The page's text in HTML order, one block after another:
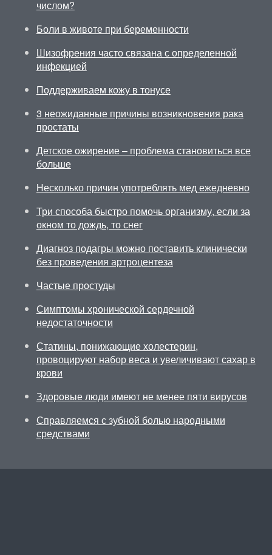
числом?
Боли в животе при беременности
Шизофрения часто связана с определенной
инфекцией
Поддерживаем кожу в тонусе
3 неожиданные причины возникновения рака
простаты
Детское ожирение – проблема становиться все
больше
Несколько причин употреблять мед ежедневно
Три способа быстро помочь организму, если за
окном то дождь, то снег
Диагноз подагры можно поставить клинически
без проведения артроцентеза
Частые простуды
Симптомы хронической сердечной
недостаточности
Статины, понижающие холестерин,
провоцируют набор веса и увеличивают сахар в
крови
Здоровые люди имеют не менее пяти вирусов
Справляемся с зубной болью народными
средствами